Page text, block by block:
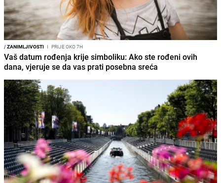
/ZANIMLJIVOSTI I PRIJE OKO 7H
Vaš datum rođenja krije simboliku: Ako ste rođeni ovih
dana, vjeruje se da vas prati posebna sreća